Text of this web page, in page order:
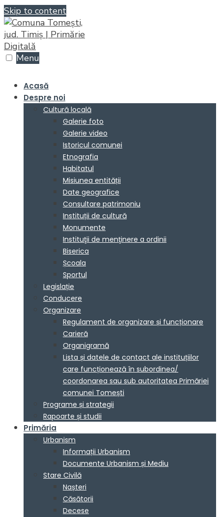
Skip to content
Menu
Acasă
Despre noi
Cultură locală
Galerie foto
Galerie video
Istoricul comunei
Etnografia
Habitatul
Misiunea entității
Date geografice
Consultare patrimoniu
Instituții de cultură
Monumente
Instituţii de menţinere a ordinii
Biserica
Școala
Sportul
Legislație
Conducere
Organizare
Regulament de organizare și funcționare
Carieră
Organigramă
Lista și datele de contact ale instituțiilor
care funcționează în subordinea/
coordonarea sau sub autoritatea Primăriei
comunei Tomești
Programe și strategii
Rapoarte și studii
Primăria
Urbanism
Informații Urbanism
Documente Urbanism și Mediu
Stare Civilă
Nașteri
Căsătorii
Decese